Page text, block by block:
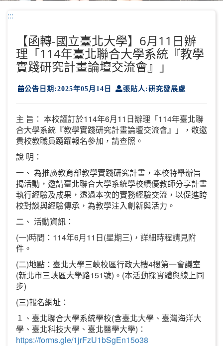
:::
【函轉-國立臺北大學】6月11日辦
理「114年臺北聯合大學系統『教學
實踐研究計畫論壇交流會』」
公告日期:2025年05月14日 張貼人:研究發展處
主 旨： 本校謹訂於114年6月11日辦理「114年臺北聯
合大學系統『教學實踐研究計畫論壇交流會』」，敬邀
貴校教職員踴躍報名參加，請查照。
說 明：
一、 為推廣教育部教學實踐研究計畫，本校特舉辦旨
揭活動，邀請臺北聯合大學系統學校績優教師分享計畫
執行經驗及成果，透過本次的實務經驗交流，以促進跨
校對談與經驗傳承，為教學注入創新與活力。
二、 活動資訊：
(一)時間：114年6月11日(星期三)，詳細時程請見附
件。
(二)地點：臺北大學三峽校區行政大樓4樓第一會議室
(新北市三峽區大學路151號)。(本活動採實體與線上同
步)
(三)報名網址：
１、臺北聯合大學系統學校(含臺北大學、臺灣海洋大
學、臺北科技大學、臺北醫學大學)：
https://forms.gle/1jrFzU1bSgEn15o38